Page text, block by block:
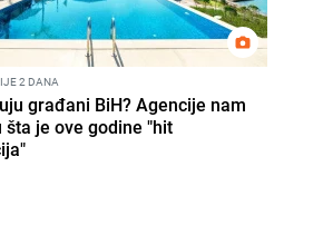
2 DANA
građani BiH? Agencije nam
je ove godine "hit